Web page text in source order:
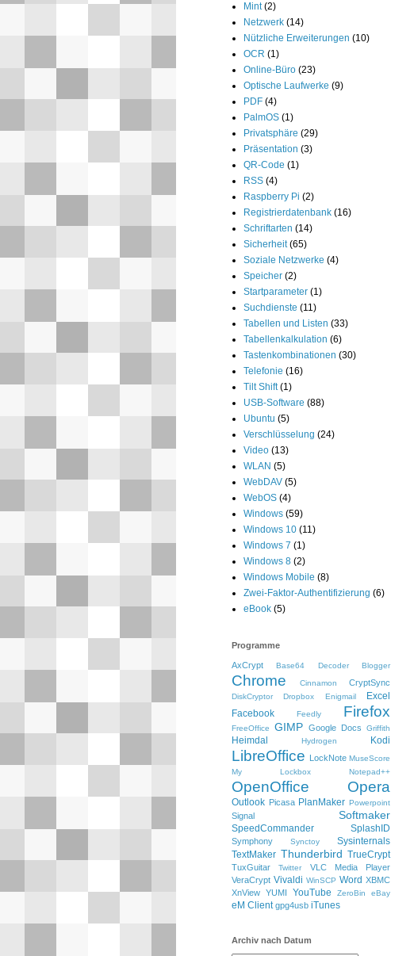
Mint (2)
Netzwerk (14)
Nützliche Erweiterungen (10)
OCR (1)
Online-Büro (23)
Optische Laufwerke (9)
PDF (4)
PalmOS (1)
Privatsphäre (29)
Präsentation (3)
QR-Code (1)
RSS (4)
Raspberry Pi (2)
Registrierdatenbank (16)
Schriftarten (14)
Sicherheit (65)
Soziale Netzwerke (4)
Speicher (2)
Startparameter (1)
Suchdienste (11)
Tabellen und Listen (33)
Tabellenkalkulation (6)
Tastenkombinationen (30)
Telefonie (16)
Tilt Shift (1)
USB-Software (88)
Ubuntu (5)
Verschlüsselung (24)
Video (13)
WLAN (5)
WebDAV (5)
WebOS (4)
Windows (59)
Windows 10 (11)
Windows 7 (1)
Windows 8 (2)
Windows Mobile (8)
Zwei-Faktor-Authentifizierung (6)
eBook (5)
Programme
AxCrypt Base64 Decoder Blogger
Chrome Cinnamon CryptSync
DiskCryptor Dropbox Enigmail
Excel
Facebook
Feedly Firefox
FreeOffice GIMP Google Docs Griffith
Heimdal Hydrogen Kodi
LibreOffice LockNote MuseScore
My Lockbox
Notepad++
OpenOffice Opera
Outlook Picasa PlanMaker Powerpoint
Signal Softmaker
SpeedCommander SplashID
Symphony Synctoy
Sysinternals
TextMaker Thunderbird TrueCrypt
TuxGuitar Twitter
VLC Media Player
VeraCrypt Vivaldi WinSCP Word XBMC
XnView YUMI YouTube ZeroBin eBay
eM Client gpg4usb iTunes
Archiv nach Datum